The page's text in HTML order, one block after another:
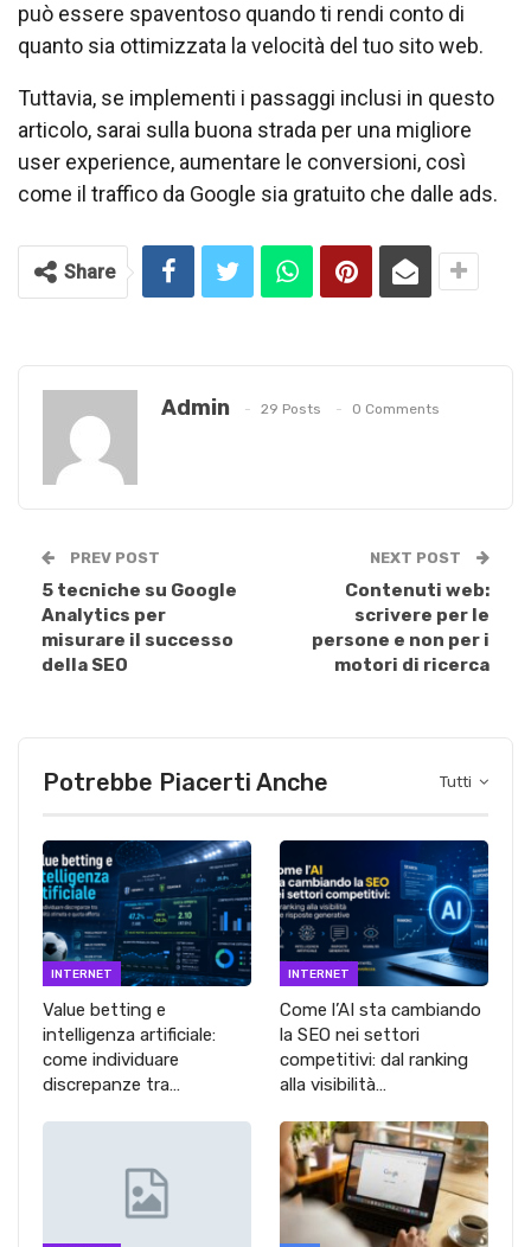
può essere spaventoso quando ti rendi conto di
quanto sia ottimizzata la velocità del tuo sito web.
Tuttavia, se implementi i passaggi inclusi in questo
articolo, sarai sulla buona strada per una migliore
user experience, aumentare le conversioni, così
come il traffico da Google sia gratuito che dalle ads.
Share
Admin 29 Posts 0 Comments
PREV POST
5 tecniche su Google
Analytics per
misurare il successo
della SEO
NEXT POST
Contenuti web:
scrivere per le
persone e non per i
motori di ricerca
Tutti
Potrebbe Piacerti Anche
INTERNET
Value betting e
intelligenza artificiale:
come individuare
discrepanze tra…
INTERNET
Come l’AI sta cambiando
la SEO nei settori
competitivi: dal ranking
alla visibilità…